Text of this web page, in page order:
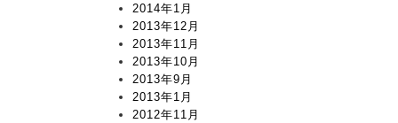
2014年1月
2013年12月
2013年11月
2013年10月
2013年9月
2013年1月
2012年11月